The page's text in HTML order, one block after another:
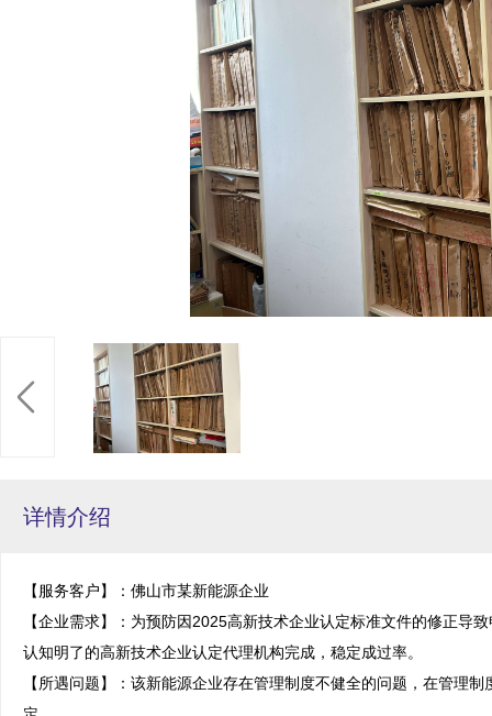
详情介绍
【服务客户】：佛山市某新能源企业
【企业需求】：为预防因2025高新技术企业认定标准文件的修正导
认知明了的高新技术企业认定代理机构完成，稳定成过率。
【所遇问题】：该新能源企业存在管理制度不健全的问题，在管理